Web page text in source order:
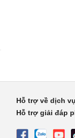
Hỗ trợ về dịch
Hỗ trợ giải đáp